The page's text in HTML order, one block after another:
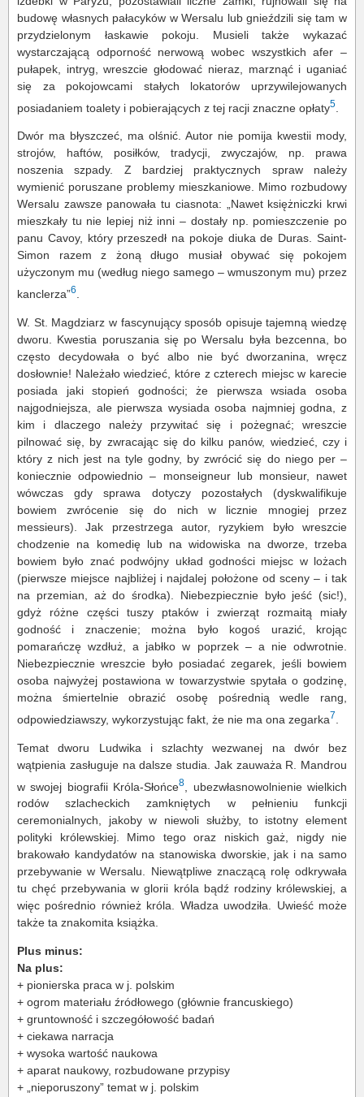
budowę własnych pałacyków w Wersalu lub gnieździli się tam w
przydzielonym łaskawie pokoju. Musieli także wykazać
wystarczającą odporność nerwową wobec wszystkich afer –
pułapek, intryg, wreszcie głodować nieraz, marznąć i uganiać
się za pokojowcami stałych lokatorów uprzywilejowanych
posiadaniem toalety i pobierających z tej racji znaczne opłaty5
Dwór ma błyszczeć, ma olśnić. Autor nie pomija kwestii mody,
strojów, haftów, posiłków, tradycji, zwyczajów, np. prawa
noszenia szpady. Z bardziej praktycznych spraw należy
wymienić poruszane problemy mieszkaniowe. Mimo rozbudowy
Wersalu zawsze panowała tu ciasnota: „Nawet księżniczki krwi
mieszkały tu nie lepiej niż inni – dostały np. pomieszczenie po
panu Cavoy, który przeszedł na pokoje diuka de Duras. Saint-
Simon razem z żoną długo musiał obywać się pokojem
użyczonym mu (według niego samego – wmuszonym mu) przez
kanclerza”6
W. St. Magdziarz w fascynujący sposób opisuje tajemną wiedzę
dworu. Kwestia poruszania się po Wersalu była bezcenna, bo
często decydowała o być albo nie być dworzanina, wręcz
dosłownie! Należało wiedzieć, które z czterech miejsc w karecie
posiada jaki stopień godności; że pierwsza wsiada osoba
najgodniejsza, ale pierwsza wysiada osoba najmniej godna, z
kim i dlaczego należy przywitać się i pożegnać; wreszcie
pilnować się, by zwracając się do kilku panów, wiedzieć, czy i
który z nich jest na tyle godny, by zwrócić się do niego per –
koniecznie odpowiednio – monseigneur lub monsieur, nawet
wówczas gdy sprawa dotyczy pozostałych (dyskwalifikuje
bowiem zwrócenie się do nich w licznie mnogiej przez
messieurs). Jak przestrzega autor, ryzykiem było wreszcie
chodzenie na komedię lub na widowiska na dworze, trzeba
bowiem było znać podwójny układ godności miejsc w lożach
(pierwsze miejsce najbliżej i najdalej położone od sceny – i tak
na przemian, aż do środka). Niebezpiecznie było jeść (sic!),
gdyż różne części tuszy ptaków i zwierząt rozmaitą miały
godność i znaczenie; można było kogoś urazić, krojąc
pomarańczę wzdłuż, a jabłko w poprzek – a nie odwrotnie.
Niebezpiecznie wreszcie było posiadać zegarek, jeśli bowiem
osoba najwyżej postawiona w towarzystwie spytała o godzinę,
można śmiertelnie obrazić osobę pośrednią wedle rang,
odpowiedziawszy, wykorzystując fakt, że nie ma ona zegarka7
Temat dworu Ludwika i szlachty wezwanej na dwór bez
wątpienia zasługuje na dalsze studia. Jak zauważa R. Mandrou
w swojej biografii Króla-Słońce8
, ubezwłasnowolnienie wielkich
rodów szlacheckich zamkniętych w pełnieniu funkcji
ceremonialnych, jakoby w niewoli służby, to istotny element
polityki królewskiej. Mimo tego oraz niskich gaż, nigdy nie
brakowało kandydatów na stanowiska dworskie, jak i na samo
przebywanie w Wersalu. Niewątpliwe znaczącą rolę odkrywała
tu chęć przebywania w glorii króla bądź rodziny królewskiej, a
więc pośrednio również króla. Władza uwodziła. Uwieść może
także ta znakomita książka.
Plus minus:
Na plus:
+ pionierska praca w j. polskim
+ ogrom materiału źródłowego (głównie francuskiego)
+ gruntowność i szczegółowość badań
+ ciekawa narracja
+ wysoka wartość naukowa
+ aparat naukowy, rozbudowane przypisy
+ „nieporuszony” temat w j. polskim